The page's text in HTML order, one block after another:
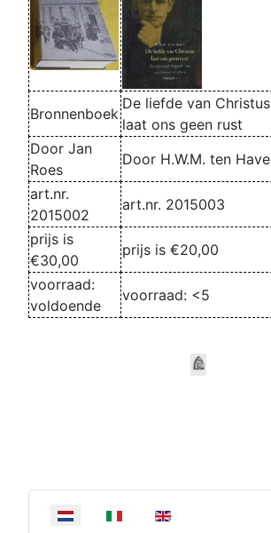
Selecteer de taal
Bronnenboek
De liefde van Christus
laat ons geen rust
Door Jan
Roes
Door H.W.M. ten Have
art.nr.
2015002
art.nr. 2015003
prijs is
€30,00
prijs is €20,00
voorraad:
voldoende
voorraad: <5